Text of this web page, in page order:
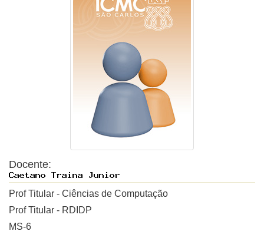
Docente:
Prof Titular - Ciências de Computação
Prof Titular - RDIDP
MS-6